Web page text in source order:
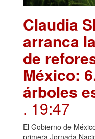
Claudia
arranca
de
México:
árboles
. 19:47
El Gobierno de